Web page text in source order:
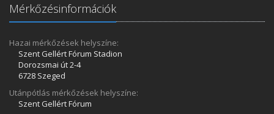
Mérkőzésinformációk
Hazai mérkőzések helyszíne:
Szent Gellért Fórum Stadion
Dorozsmai út 2-4
6728 Szeged
Utánpótlás mérkőzések helyszíne:
Szent Gellért Fórum